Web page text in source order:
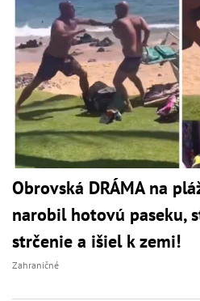
Obrovská DRÁMA na
narobil hotovú paseku,
strčenie a išiel k zemi!
Zahraničné